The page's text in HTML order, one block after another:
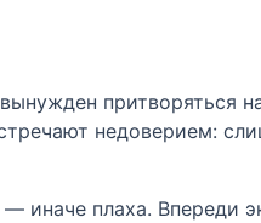
притворяться
недоверием:
иначе плаха. Впереди